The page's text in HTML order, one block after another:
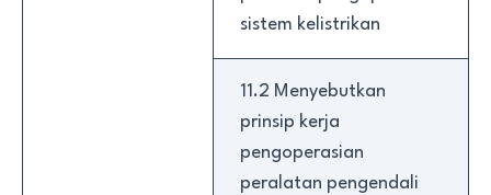
sistem kelistrikan
11.2 Menyebutkan
prinsip kerja
pengoperasian
peralatan pengendali